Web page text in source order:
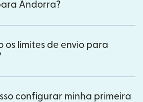
Andorra?
os limites de envio para
configurar minha primeira